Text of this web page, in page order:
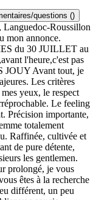
questions ()
Roussillon
mon annonce.
du 30 JUILLET au
l'heure,c'est pas
JOUY Avant tout, je
Les critères
yeux, le respect
Le feeling
Précision importante,
totalement
Raffinée, cultivée et
de pure détente,
les gentlemen.
prolongé, je vous
êtes à la recherche
différent, un peu